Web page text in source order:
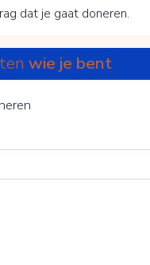
dat je gaat doneren.
wie je bent